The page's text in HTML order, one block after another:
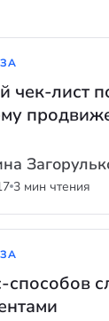
чек-лист
3 мин чтения
способов